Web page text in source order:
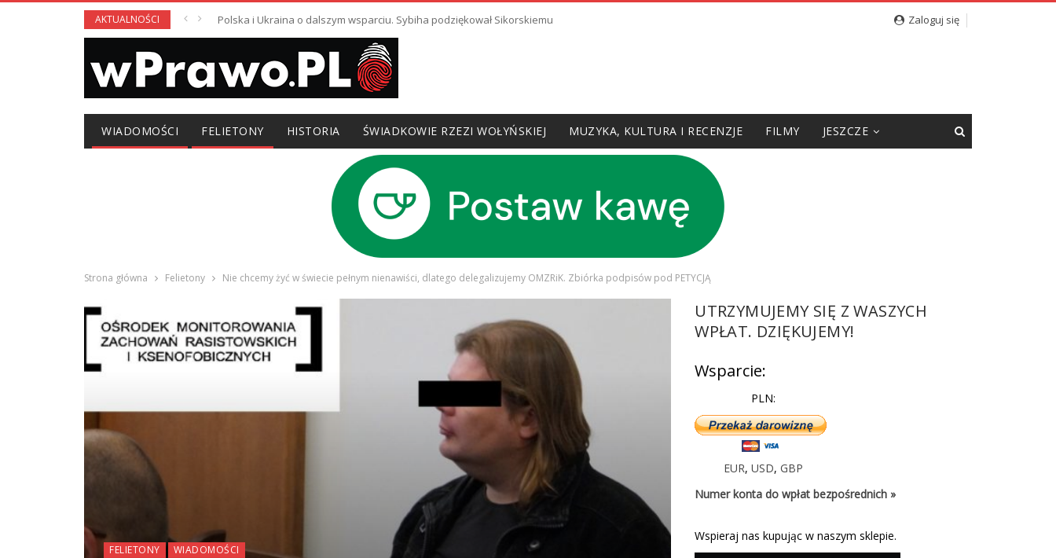
AKTUALNOŚCI Polska i Ukraina o dalszym wsparciu. Sybiha podziękował Sikorskiemu Zaloguj się
WIADOMOŚCI FELIETONY HISTORIA ŚWIADKOWIE RZEZI WOŁYŃSKIEJ MUZYKA, KULTURA I RECENZJE FILMY JESZCZE
Strona główna Felietony Nie chcemy żyć w świecie pełnym nienawiści, dlatego delegalizujemy OMZRiK. Zbiórka podpisów pod PETYCJĄ
FELIETONY WIADOMOŚCI
UTRZYMUJEMY SIĘ Z WASZYCH
WPŁAT. DZIĘKUJEMY!
Wsparcie:
PLN:
EUR,USD,GBP
Numer konta do wpłat bezpośrednich »
Wspieraj nas kupując w naszym sklepie.